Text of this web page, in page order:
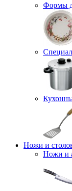
Формы
Ножи и
Ножи и